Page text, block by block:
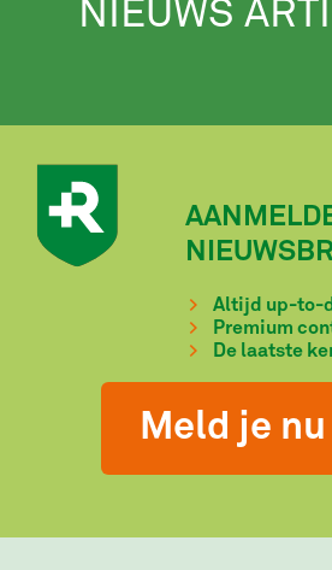
NIEUWS
Altijd up-to-
Premium
De laatste
Meld je nu